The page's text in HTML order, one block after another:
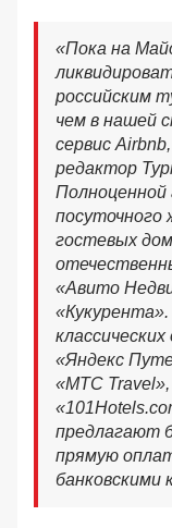
«Пока на
российским
чем в нашей
сервис
редактор
Полноценной
посуточного
гостевых
«Авито
«Яндекс
«МТС Travel»,
предлагают
прямую
банковскими